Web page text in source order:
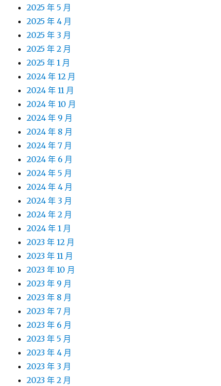
2025 年 5 月
2025 年 4 月
2025 年 3 月
2025 年 2 月
2025 年 1 月
2024 年 12 月
2024 年 11 月
2024 年 10 月
2024 年 9 月
2024 年 8 月
2024 年 7 月
2024 年 6 月
2024 年 5 月
2024 年 4 月
2024 年 3 月
2024 年 2 月
2024 年 1 月
2023 年 12 月
2023 年 11 月
2023 年 10 月
2023 年 9 月
2023 年 8 月
2023 年 7 月
2023 年 6 月
2023 年 5 月
2023 年 4 月
2023 年 3 月
2023 年 2 月